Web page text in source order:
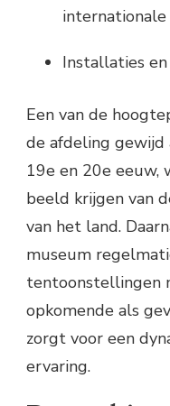
internationale
Installaties
Een van de
de afdeling gewijd
19e en 20e eeuw,
beeld krijgen van
van het land.
museum
tentoonstellingen
opkomende als
zorgt voor een
ervaring.